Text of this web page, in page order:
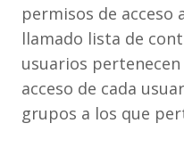
permisos de acceso
llamado lista de
usuarios
acceso de cada
grupos a los que